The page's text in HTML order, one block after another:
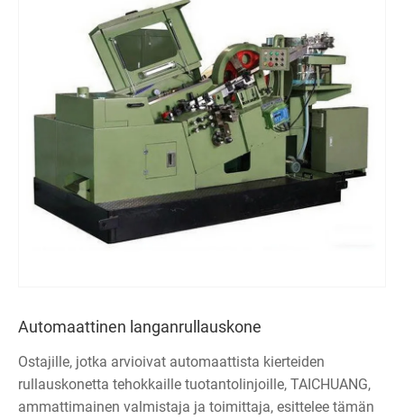
Automaattinen langanrullauskone
Ostajille, jotka arvioivat automaattista kierteiden
rullauskonetta tehokkaille tuotantolinjoille, TAICHUANG,
ammattimainen valmistaja ja toimittaja, esittelee tämän